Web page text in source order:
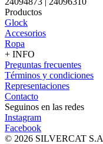
Productos
Glock
Accesorios
Ropa
+ INFO
Preguntas frecuentes
Términos y condiciones
Representaciones
Contacto
Seguinos en las redes
Instagram
Facebook
© 2026 SILVERCAT S.A